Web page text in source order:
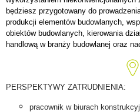
będziesz przygotowany do
produkcji elementów budowlanych,
obiektów budowlanych, kierowania
handlową w branży budowlanej oraz
PERSPEKTYWY ZATRUDNIENIA:
pracownik w biurach